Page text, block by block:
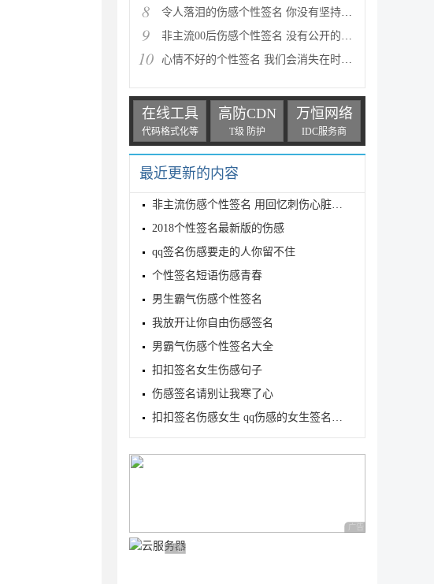
8 令人落泪的伤感个性签名 你没有坚持陪我走到底纵然我
9 非主流00后伤感个性签名 没有公开的爱情，就是给别人
10 心情不好的个性签名 我们会消失在时光里以至于后来互
在线工具
代码格式化等
高防CDN
T级 防护
万恒网络
IDC服务商
最近更新的内容
非主流伤感个性签名 用回忆刺伤心脏，用倔强堵住心痛
2018个性签名最新版的伤感
qq签名伤感要走的人你留不住
个性签名短语伤感青春
男生霸气伤感个性签名
我放开让你自由伤感签名
男霸气伤感个性签名大全
扣扣签名女生伤感句子
伤感签名请别让我寒了心
扣扣签名伤感女生 qq伤感的女生签名大全
广告 商业广告，理性
广告 商业广告，理性选择